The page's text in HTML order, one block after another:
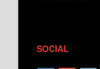
SOCIAL